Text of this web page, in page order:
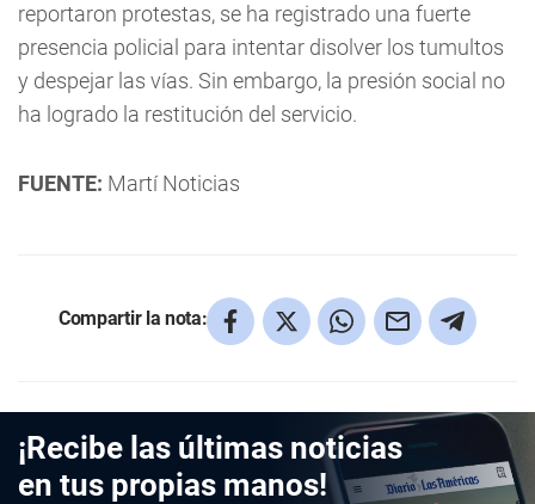
reportaron protestas, se ha registrado una fuerte
presencia policial para intentar disolver los tumultos
y despejar las vías. Sin embargo, la presión social no
ha logrado la restitución del servicio.
FUENTE: Martí Noticias
Compartir la nota:
¡Recibe las últimas noticias
en tus propias manos!